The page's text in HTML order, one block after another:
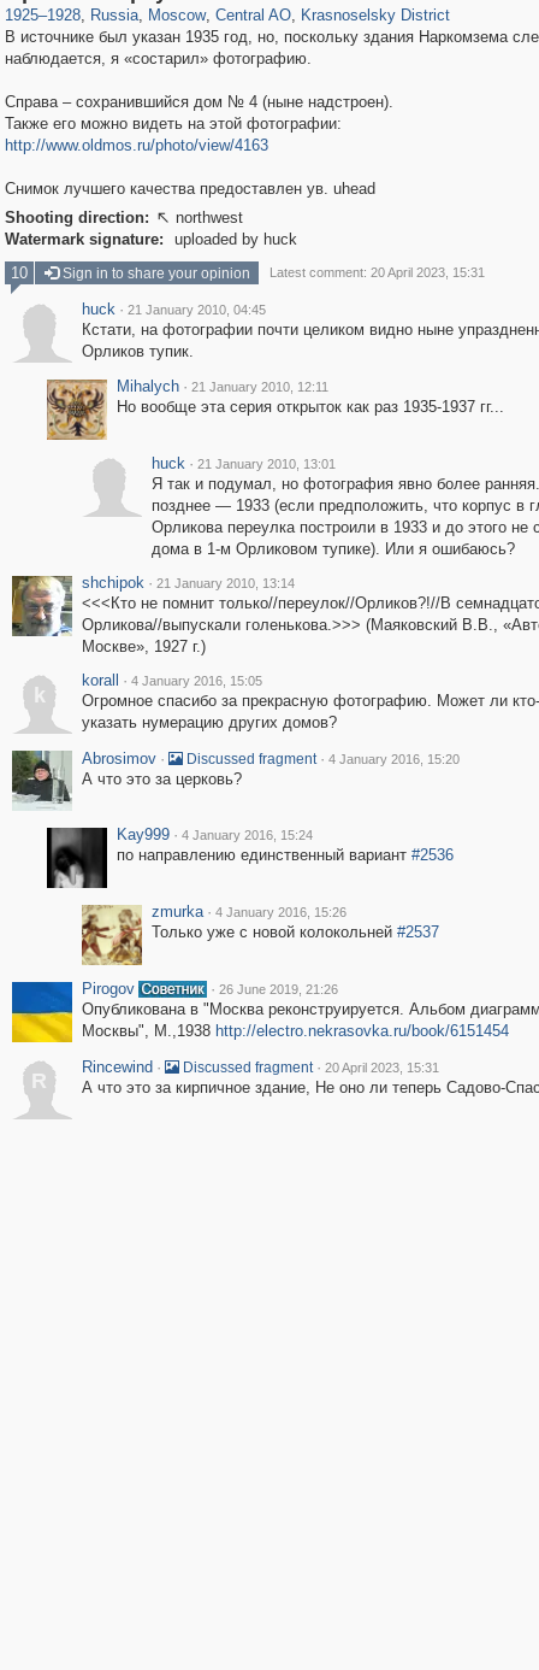
1925–1928, Russia, Moscow, Central AO, Krasnoselsky District
В источнике был указан 1935 год, но, поскольку здания Наркомзема
наблюдается, я «состарил» фотографию.
Справа – сохранившийся дом № 4 (ныне надстроен).
Также его можно видеть на этой фотографии:
http://www.oldmos.ru/photo/view/4163
Снимок лучшего качества предоставлен ув. uhead
Shooting direction:  northwest
Watermark signature:
uploaded by huck
10
Sign in to share your opinion Latest comment: 20 April 2023, 15:31
huck · 21 January 2010, 04:45
Кстати, на фотографии почти целиком видно ныне
Орликов тупик.
Mihalych · 21 January 2010, 12:11
Но вообще эта серия открыток как раз 1935-1937 гг...
huck · 21 January 2010, 13:01
Я так и подумал, но фотография явно более
позднее — 1933 (если предположить, что корпус в
Орликова переулка построили в 1933 и до этого не
дома в 1-м Орликовом тупике). Или я ошибаюсь?
shchipok · 21 January 2010, 13:14
<<<Кто не помнит только//переулок//Орликов?!//В
Орликова//выпускали голенькова.>>> (Маяковский В.В.,
Москве», 1927 г.)
k
korall · 4 January 2016, 15:05
Огромное спасибо за прекрасную фотографию. Может ли
указать нумерацию других домов?
Abrosimov · Discussed fragment · 4 January 2016, 15:20
А что это за церковь?
Kay999 · 4 January 2016, 15:24
по направлению единственный вариант #2536
zmurka · 4 January 2016, 15:26
Только уже с новой колокольней #2537
Pirogov · 26 June 2019, 21:26
Опубликована в "Москва реконструируется. Альбом
Москвы", М.,1938 http://electro.nekrasovka.ru/book/6151454
R
Rincewind · Discussed fragment · 20 April 2023, 15:31
А что это за кирпичное здание, Не оно ли теперь Садово-